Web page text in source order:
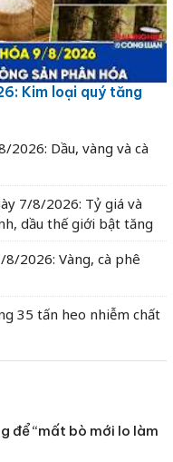
Kim loại quý tăng
Dầu, vàng và cà
7/8/2026: Tỷ giá và
dầu thế giới bật tăng
2026: Vàng, cà phê
35 tấn heo nhiễm chất
để “mất bò mới lo làm